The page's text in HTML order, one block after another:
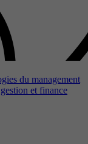
du management
et finance